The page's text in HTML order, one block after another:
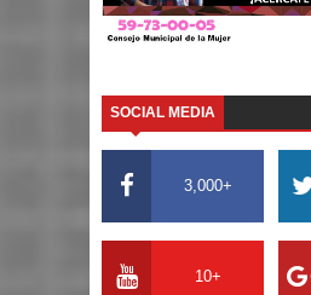
SOCIAL MEDIA
3,000+
10+